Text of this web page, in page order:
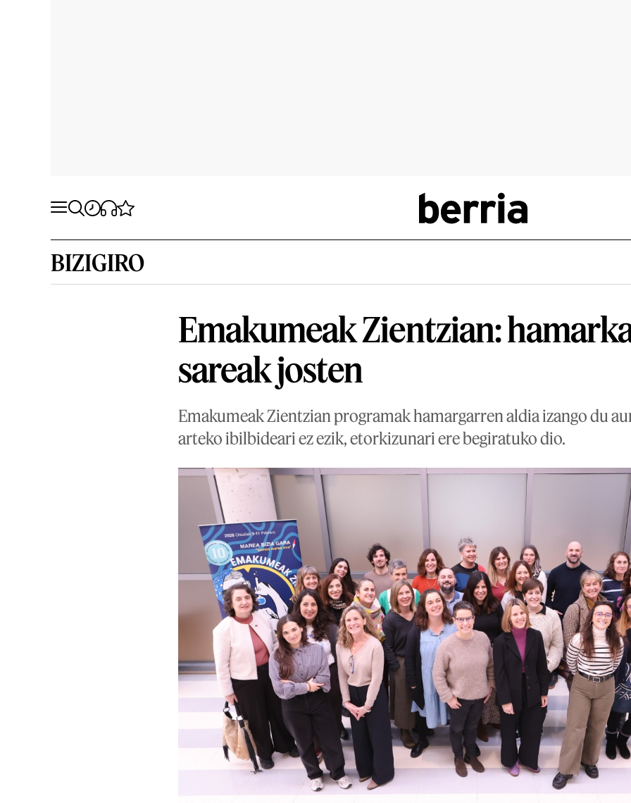
BIZIGIRO
Emakumeak Zientzian:
sareak josten
Emakumeak Zientzian programak hamargarren aldia izango du
arteko ibilbideari ez ezik, etorkizunari ere begiratuko dio.